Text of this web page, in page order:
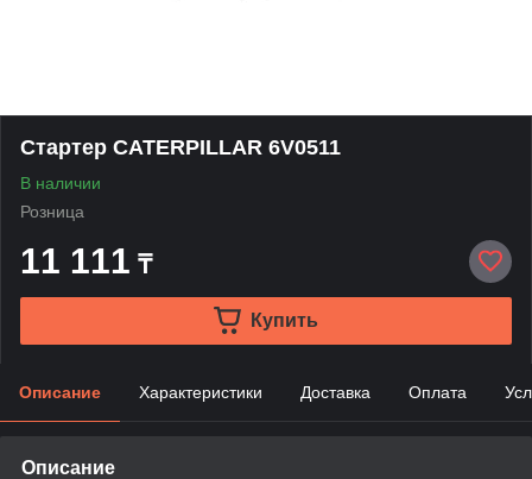
Стартер CATERPILLAR 6V0511
В наличии
Розница
11 111 ₸
Купить
Описание Характеристики Доставка Оплата
Описание